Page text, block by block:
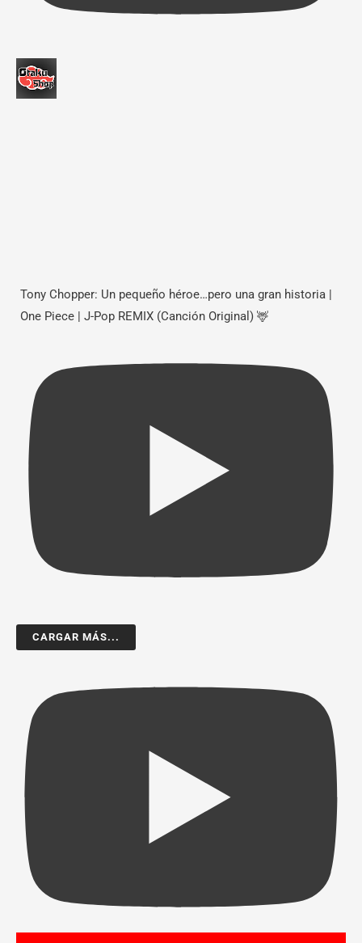
Tony Chopper: Un pequeño héroe…pero una gran historia |
One Piece | J-Pop REMIX (Canción Original) 🦌
CARGAR MÁS...